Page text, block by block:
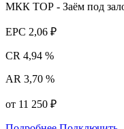
МКК ТОР - Заём под
EPC 2,06 ₽
CR 4,94 %
AR 3,70 %
от 11 250 ₽